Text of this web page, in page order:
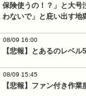
保険使うの！？」と大号
わないで」と庇い出す地
08/09 16:00
【悲報】とあるのレベ
08/09 15:45
【悲報】ファン付き作